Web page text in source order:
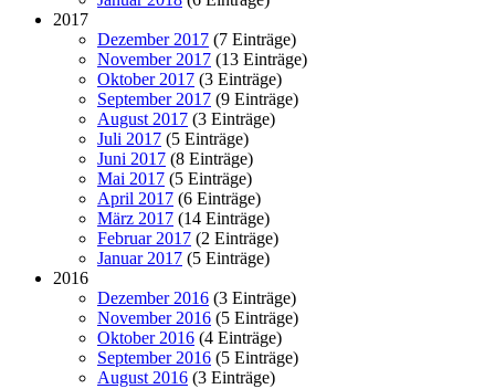
2017
Dezember 2017 (7 Einträge)
November 2017 (13 Einträge)
Oktober 2017 (3 Einträge)
September 2017 (9 Einträge)
August 2017 (3 Einträge)
Juli 2017 (5 Einträge)
Juni 2017 (8 Einträge)
Mai 2017 (5 Einträge)
April 2017 (6 Einträge)
März 2017 (14 Einträge)
Februar 2017 (2 Einträge)
Januar 2017 (5 Einträge)
2016
Dezember 2016 (3 Einträge)
November 2016 (5 Einträge)
Oktober 2016 (4 Einträge)
September 2016 (5 Einträge)
August 2016 (3 Einträge)